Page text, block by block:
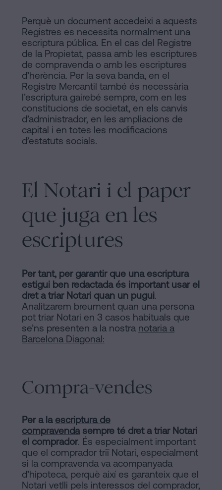
Perquè un document accedeixi a aquests
Registres es necessita normalment una
escriptura pública. En el cas del Registre
de la Propietat, passa amb les escriptures
de compravenda o amb les escriptures
d’herència. Per la seva banda, en el
Registre Mercantil també és necessària
l’escriptura gairebé sempre, com en les
constitucions de societat, en els canvis
d’administrador, en les ampliacions de
capital i en totes les modificacions
d’estatuts socials.
El Notari i el paper
que juga en les
escriptures
Per tant, per garantir que una escriptura
estigui ben redactada és important usar el
dret a triar Notari quan un pugui.
Analitzarem breument quan una persona
pot triar Notari en 3 casos habituals que
se’ns presenten a la nostra notaria a
Barcelona Diagonal:
Compra-vendes
Per a la escriptura de
compravendasempre té dret a triar Notari
el comprador. És especialment important
que el comprador triï Notari, especialment
si la compravenda va acompanyada
d’hipoteca, perquè així es garanteix que el
Notari vetlli pels interessos del comprador,